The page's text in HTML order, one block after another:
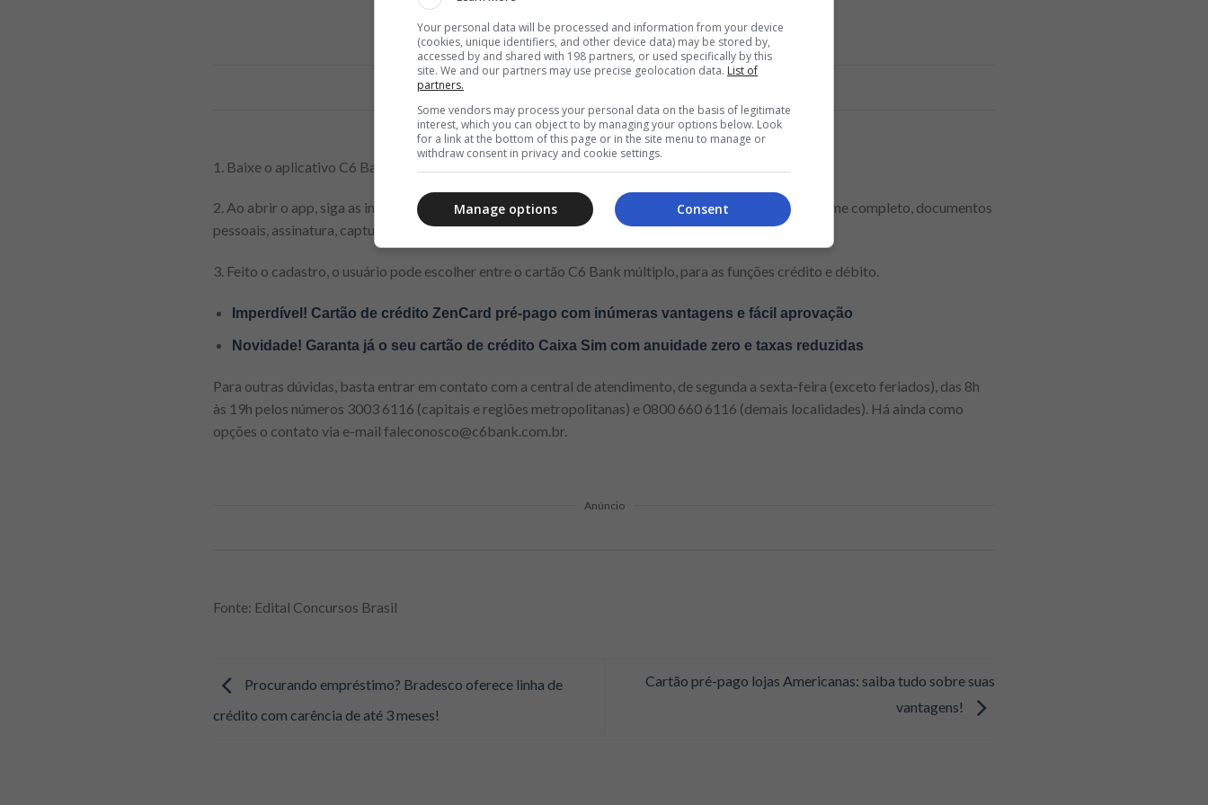
Anúncio
1. Baixe o aplicativo C6 Bank para
2. Ao abrir o app, siga as instruções e disponibilize os dados para a abertura da conta digital, como nome completo, documentos
pessoais, assinatura, captura de selfie, entre outros.
3. Feito o cadastro, o usuário pode escolher entre o cartão C6 Bank múltiplo, para as funções crédito e débito.
Imperdível! Cartão de crédito ZenCard pré-pago com inúmeras vantagens e fácil aprovação
Novidade! Garanta já o seu cartão de crédito Caixa Sim com anuidade zero e taxas reduzidas
Para outras dúvidas, basta entrar em contato com a central de atendimento, de segunda a sexta-feira (exceto feriados), das 8h
às 19h pelos números 3003 6116 (capitais e regiões metropolitanas) e 0800 660 6116 (demais localidades). Há ainda como
opções o contato via e-mail faleconosco@c6bank.com.br.
Anúncio
Fonte: Edital Concursos Brasil
Procurando empréstimo? Bradesco oferece linha de
crédito com carência de até 3 meses!
Cartão pré-pago lojas Americanas: saiba tudo sobre suas
vantagens!
Your personal data will be processed and information from your device
(cookies, unique identifiers, and other device data) may be stored by,
accessed by and shared with 198 partners, or used specifically by this
site. We and our partners may use precise geolocation data. List of
partners.
Some vendors may process your personal data on the basis of legitimate
interest, which you can object to by managing your options below. Look
for a link at the bottom of this page or in the site menu to manage or
withdraw consent in privacy and cookie settings.
Consent
Manage options